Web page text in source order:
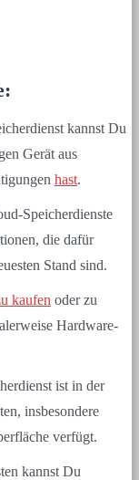
kannst Du
Gerät aus
hast.
Speicherdienste
die dafür
Stand sind.
kaufen oder zu
Hardware-
ist in der
insbesondere
verfügt.
kannst Du